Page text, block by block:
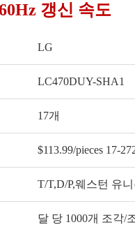
갱신 속도
LG
LC470DUY-SHA1
17개
$113.99/pieces 17-
T/T,D/P,웨스턴 유
달 당 1000개 조각/